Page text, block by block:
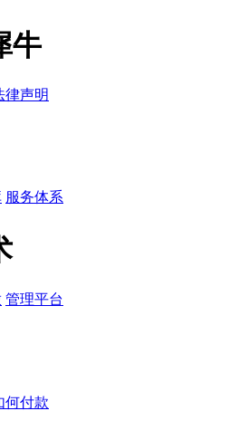
牛
律声明
服务体系
管理平台
何付款